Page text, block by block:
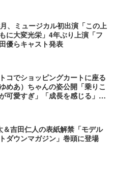
、ミュージカル初出演「この上
に大変光栄」4年ぶり上演「フ
優らキャスト発表
コでショッピングカートに座る
めあ）ちゃんの姿公開「乗りこ
可愛すぎ」「成長を感じる」の
吉田仁人の表紙解禁「モデル
ダウンマガジン」巻頭に登場